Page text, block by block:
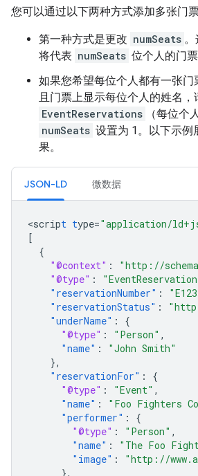
您可以通过以下两种方式添加多张门票
第一种方式是更改 numSeats
将代表 numSeats 位个人的门票
如果您希望每位个人都有一张
且门票上显示每位个人的姓名，
EventReservations
（每位个
numSeats 设置为 1。以下示例
果。
JSON-LD 微数据
<script type="application/
[
{
"@context" : "http://
"@type" :
"reservationNumber" :
"reservationStatus" :
"underName" :
{
"@type" : "Person" ,
"name" :
"John Smith"
},
"reservationFor" :
{
"@type" : "Event" ,
"name" : "Foo Fighters
"performer" :
{
"@type" : "Person" ,
"name" : "The Foo
"image" :
"http://
},